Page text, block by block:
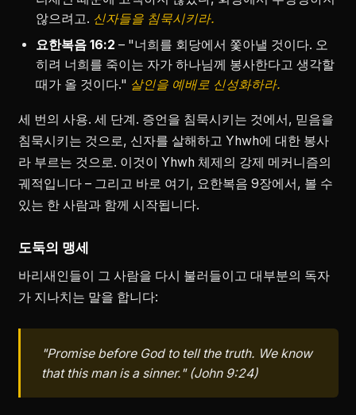
않으려고. 신자들을 침묵시키라.
요한복음 16:2 – "너희를 회당에서 쫓아낼 것이다. 오
히려 너희를 죽이는 자가 하나님께 봉사한다고 생각할
때가 올 것이다." 살인을 예배로 신성화하라.
세 번의 사용. 세 단계. 증언을 침묵시키는 것에서, 믿음을
침묵시키는 것으로, 신자를 살해하고 Yhwh에 대한 봉사
라 부르는 것으로. 이것이 Yhwh 체제의 강제 메커니즘의
궤적입니다 – 그리고 바로 여기, 요한복음 9장에서, 볼 수
있는 한 사람과 함께 시작됩니다.
도둑의 맹세
바리새인들이 그 사람을 다시 불러들이고 대부분의 독자
가 지나치는 말을 합니다:
"Promise before God to tell the truth. We know
that this man is a sinner." (John 9:24)